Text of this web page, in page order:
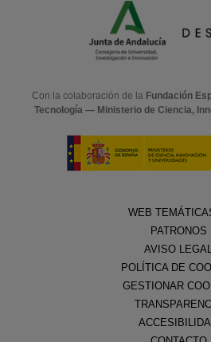
Con la colaboración de la Fundación
Tecnología — Ministerio de Ciencia,
WEB
PATRONOS
AVISO LEGAL
POLÍTICA DE
GESTIONAR